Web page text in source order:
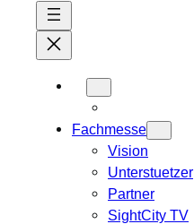
Fachmesse
Vision
Unterstuetzer
Partner
SightCity TV